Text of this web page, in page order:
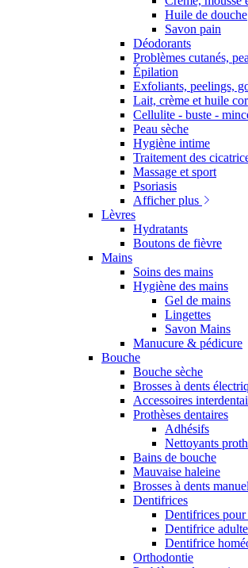
Huile de douche
Savon pain
Déodorants
Problèmes cutanés,
Épilation
Exfoliants, peelings,
Lait, crème et huile
Cellulite - buste -
Peau sèche
Hygiène intime
Traitement des
Massage et sport
Psoriasis
Afficher plus
Lèvres
Hydratants
Boutons de fièvre
Mains
Soins des mains
Hygiène des mains
Gel de mains
Lingettes
Savon Mains
Manucure & pédicure
Bouche
Bouche sèche
Brosses à dents
Accessoires
Prothèses dentaires
Adhésifs
Nettoyants
Bains de bouche
Mauvaise haleine
Brosses à dents
Dentifrices
Dentifrices pour
Dentifrice
Dentifrice
Orthodontie